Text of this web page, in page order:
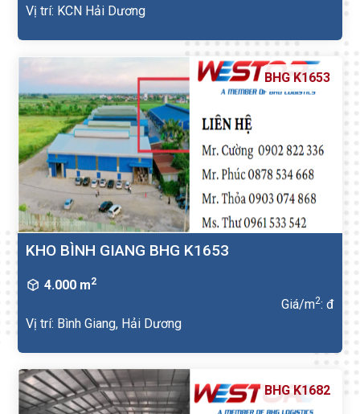
Vị trí: KCN Hải Dương
BHG K1653
KHO BÌNH GIANG BHG K1653
4.000 m2
Giá/m2: đ
Vị trí: Bình Giang, Hải Dương
BHG K1682